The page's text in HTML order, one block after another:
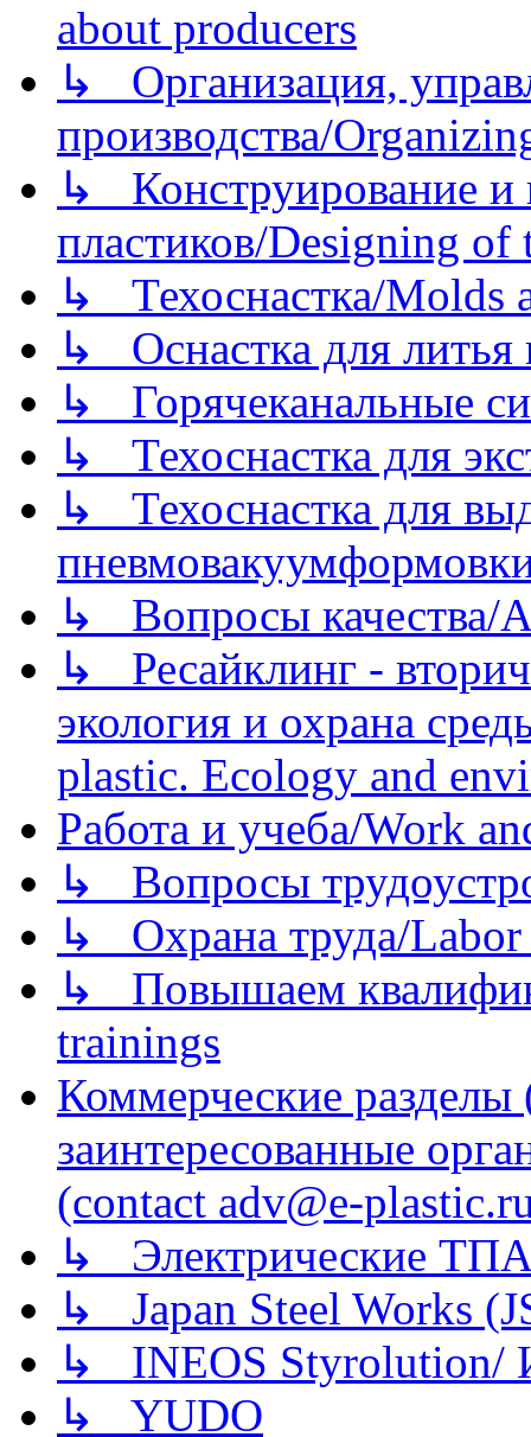
about producers
↳ Организация,
производства/
↳ Конструирование и
пластиков/Designing of
↳ Техоснастка/Molds
↳ Оснастка для литья
↳ Горячеканальные
↳ Техоснастка для
↳ Техоснастка для
↳ Вопросы качества/
↳ Ресайклинг -
экология и охрана
plastic. Ecology and
Работа и учеба/Work
↳ Вопросы
↳ Охрана труда/Labor
↳ Повышаем
trainings
Коммерческие
заинтересованные
(contact adv@e-
↳ Электрические
↳ Japan Steel Works
↳ INEOS
↳ YUDO